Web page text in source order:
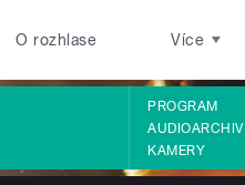
O rozhlase Více
PROGRAM
AUDIOARCHIV
KAMERY